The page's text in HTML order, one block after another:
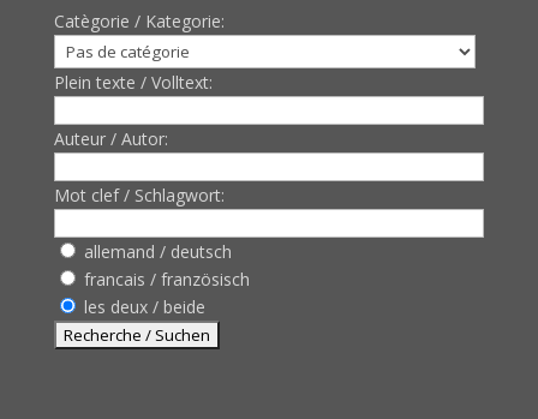
Catègorie / Kategorie:
Plein texte / Volltext:
Auteur / Autor:
Mot clef / Schlagwort:
allemand / deutsch
francais / französisch
les deux / beide